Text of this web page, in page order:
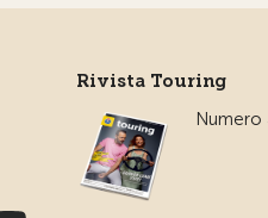
Rivista Touring
Numero